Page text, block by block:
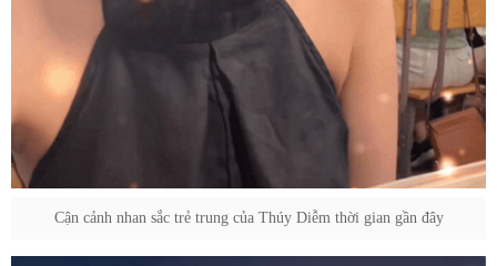
Cận cảnh nhan sắc trẻ trung của Thúy Diễm thời gian gần đây